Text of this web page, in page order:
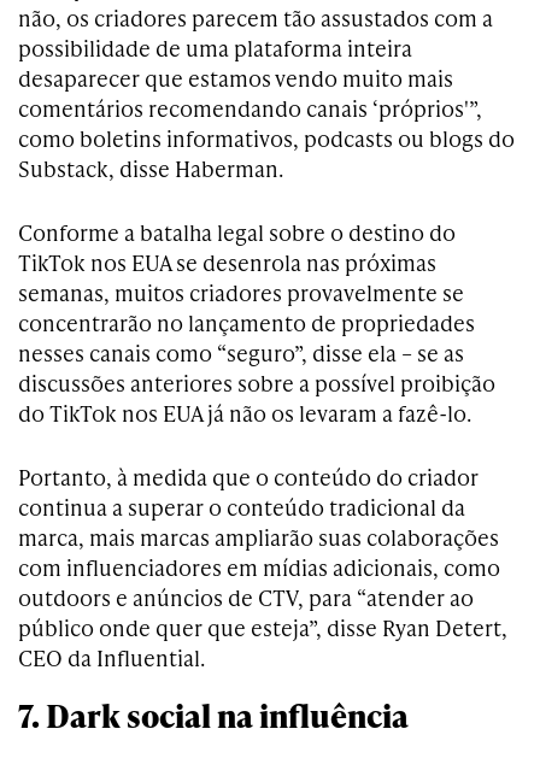
não, os criadores parecem tão assustados com a
possibilidade de uma plataforma inteira
desaparecer que estamos vendo muito mais
comentários recomendando canais ‘próprios'”,
como boletins informativos, podcasts ou blogs do
Substack, disse Haberman.
Conforme a batalha legal sobre o destino do
TikTok nos EUA se desenrola nas próximas
semanas, muitos criadores provavelmente se
concentrarão no lançamento de propriedades
nesses canais como “seguro”, disse ela – se as
discussões anteriores sobre a possível proibição
do TikTok nos EUA já não os levaram a fazê-lo.
Portanto, à medida que o conteúdo do criador
continua a superar o conteúdo tradicional da
marca, mais marcas ampliarão suas colaborações
com influenciadores em mídias adicionais, como
outdoors e anúncios de CTV, para “atender ao
público onde quer que esteja”, disse Ryan Detert,
CEO da Influential.
7. Dark social na influência